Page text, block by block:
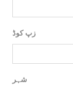
زپ کوڈ
شہر